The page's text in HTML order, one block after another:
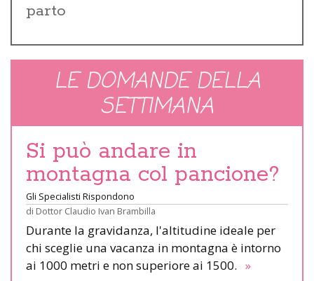
parto
LE DOMANDE DELLA
SETTIMANA
Si può andare in
montagna col pancione?
Gli Specialisti Rispondono
di Dottor Claudio Ivan Brambilla
Durante la gravidanza, l'altitudine ideale per
chi sceglie una vacanza in montagna è intorno
ai 1000 metri e non superiore ai 1500. »